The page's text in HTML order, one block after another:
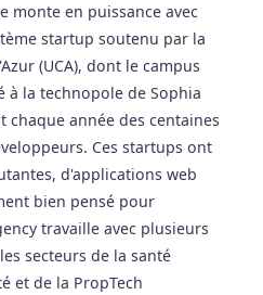
monte en puissance avec
startup soutenu par la
(UCA), dont le campus
à la technopole de Sophia
année des centaines
Ces startups ont
d'applications web
bien pensé pour
travaille avec plusieurs
secteurs de la santé
et de la PropTech